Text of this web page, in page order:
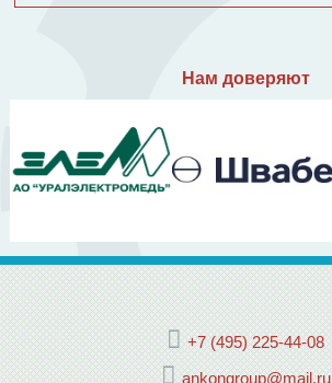
Нам доверяют
+7 (495) 225-44-08
ankongroup@mail.ru